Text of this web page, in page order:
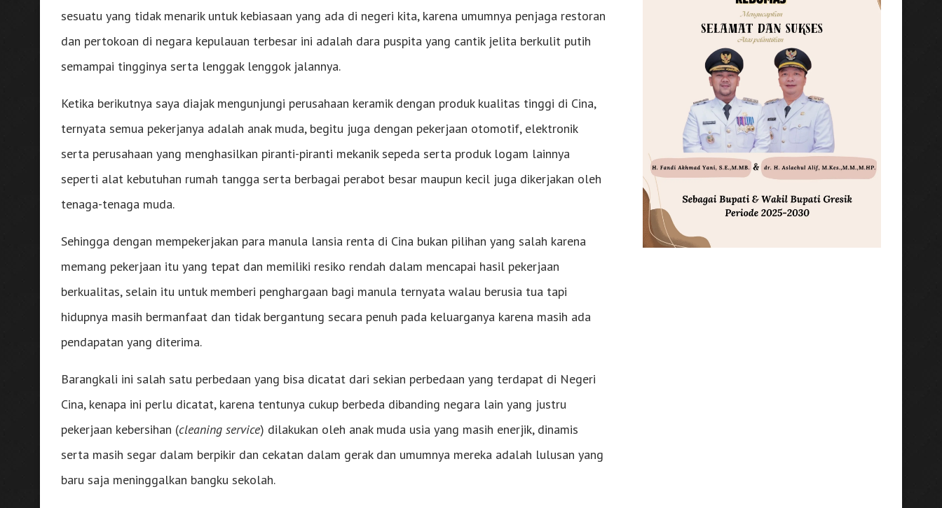
sesuatu yang tidak menarik untuk kebiasaan yang ada di negeri kita, karena umumnya penjaga restoran
dan pertokoan di negara kepulauan terbesar ini adalah dara puspita yang cantik jelita berkulit putih
semampai tingginya serta lenggak lenggok jalannya.
Ketika berikutnya saya diajak mengunjungi perusahaan keramik dengan produk kualitas tinggi di Cina,
ternyata semua pekerjanya adalah anak muda, begitu juga dengan pekerjaan otomotif, elektronik
serta perusahaan yang menghasilkan piranti-piranti mekanik sepeda serta produk logam lainnya
seperti alat kebutuhan rumah tangga serta berbagai perabot besar maupun kecil juga dikerjakan oleh
tenaga-tenaga muda.
Sehingga dengan mempekerjakan para manula lansia renta di Cina bukan pilihan yang salah karena
memang pekerjaan itu yang tepat dan memiliki resiko rendah dalam mencapai hasil pekerjaan
berkualitas, selain itu untuk memberi penghargaan bagi manula ternyata walau berusia tua tapi
hidupnya masih bermanfaat dan tidak bergantung secara penuh pada keluarganya karena masih ada
pendapatan yang diterima.
Barangkali ini salah satu perbedaan yang bisa dicatat dari sekian perbedaan yang terdapat di Negeri
Cina, kenapa ini perlu dicatat, karena tentunya cukup berbeda dibanding negara lain yang justru
pekerjaan kebersihan (cleaning service) dilakukan oleh anak muda usia yang masih enerjik, dinamis
serta masih segar dalam berpikir dan cekatan dalam gerak dan umumnya mereka adalah lulusan yang
baru saja meninggalkan bangku sekolah.